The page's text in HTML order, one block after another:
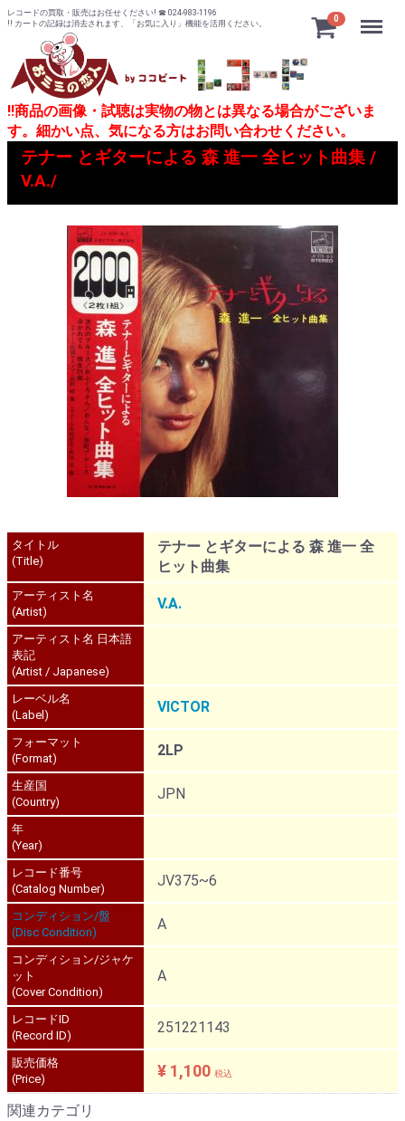
レコードの買取・販売はお任せください! ☎ 024-983-1196
!! カートの記録は消去されます、「お気に入り」機能を活用ください。
0 Menu
!!商品の画像・試聴は実物の物とは異なる場合がございま
す。細かい点、気になる方はお問い合わせください。
テナー とギターによる 森 進一 全ヒット曲集 /
V.A./
タイトル
(Title)
テナー とギターによる 森 進一 全
ヒット曲集
アーティスト名
(Artist)
V.A.
アーティスト名 日本語
表記
(Artist / Japanese)
レーベル名
(Label)
VICTOR
フォーマット
(Format)
2LP
生産国
(Country)
JPN
年
(Year)
レコード番号
(Catalog Number)
JV375~6
コンディション/盤
(Disc Condition)
A
コンディション/ジャケ
ット
(Cover Condition)
A
レコードID
(Record ID)
251221143
販売価格
(Price)
¥ 1,100 税込
関連カテゴリ